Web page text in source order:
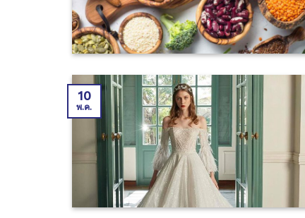
10
พ.ค.